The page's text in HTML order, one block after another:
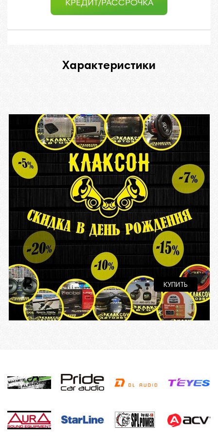
КРЕДИТ/РАССРОЧКА
Характеристики
i КУПИТЬ